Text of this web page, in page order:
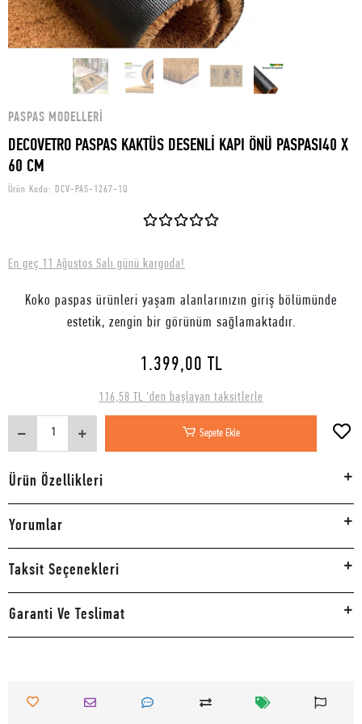
PASPAS MODELLERI
DECOVETRO PASPAS KAKTÜS DESENLİ KAPI ÖNÜ PASPASI40 X
60 CM
Ürün Kodu: DCV-PAS-1267-1Q
En geç 11 Ağustos Salı günü kargoda!
Koko paspas ürünleri yaşam alanlarınızın giriş bölümünde
estetik, zengin bir görünüm sağlamaktadır.
1.399,00 TL
116,58 TL 'den başlayan taksitlerle
Sepete Ekle
Ürün Özellikleri
Yorumlar
Taksit Seçenekleri
Garanti Ve Teslimat